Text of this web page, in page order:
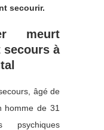
secourir.
meurt
secours à
âgé de
homme de 31